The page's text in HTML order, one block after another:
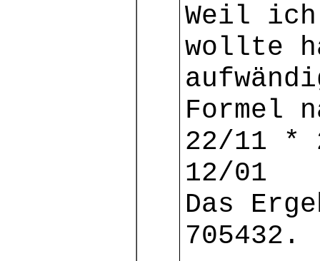
Weil
wollte
Formel
22/11
12/01
Das
705432.